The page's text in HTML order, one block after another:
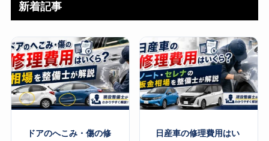
新着記事
ドアのへこみ・傷の修
日産車の修理費用はい